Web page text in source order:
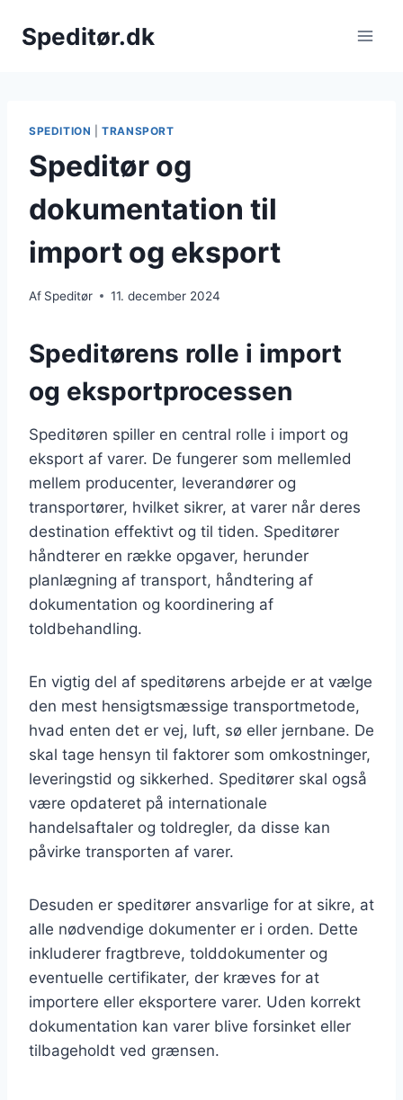
Speditør.dk
SPEDITION |TRANSPORT
Speditør og
dokumentation til
import og eksport
Af Speditør 11. december 2024
Speditørens rolle i import
og eksportprocessen
Speditøren spiller en central rolle i import og
eksport af varer. De fungerer som mellemled
mellem producenter, leverandører og
transportører, hvilket sikrer, at varer når deres
destination effektivt og til tiden. Speditører
håndterer en række opgaver, herunder
planlægning af transport, håndtering af
dokumentation og koordinering af
toldbehandling.
En vigtig del af speditørens arbejde er at vælge
den mest hensigtsmæssige transportmetode,
hvad enten det er vej, luft, sø eller jernbane. De
skal tage hensyn til faktorer som omkostninger,
leveringstid og sikkerhed. Speditører skal også
være opdateret på internationale
handelsaftaler og toldregler, da disse kan
påvirke transporten af varer.
Desuden er speditører ansvarlige for at sikre, at
alle nødvendige dokumenter er i orden. Dette
inkluderer fragtbreve, tolddokumenter og
eventuelle certifikater, der kræves for at
importere eller eksportere varer. Uden korrekt
dokumentation kan varer blive forsinket eller
tilbageholdt ved grænsen.